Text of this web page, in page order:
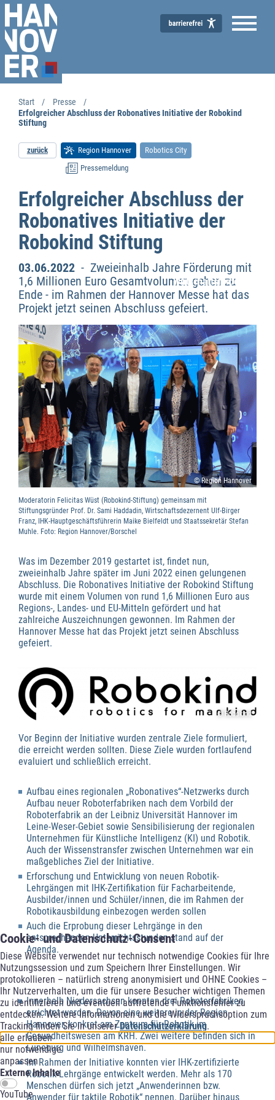
Cookie- und Datenschutz-Consent
Diese Website verwendet nur technisch notwendige Cookies für Ihre
Nutzungssession und zum Speichern Ihrer Einstellungen. Wir
protokollieren – natürlich streng anonymisiert und OHNE Cookies –
Ihr Nutzerverhalten, um die für unsere Besucher wichtigen Themen
zu identifizieren und eventuell auftretende Funktionsfehler zu
entdecken. Weitere Informationen und die Widerspruchsoption zum
Tracking finden Sie in unsererDatenschutzerklärung.
alle erlauben
nur notwendige
anpassen
Externe Inhalte
YouTube
Wirtschaftsförderung
Start
Presse
Erfolgreicher Abschluss der Robonatives Initiative der Robokind
Stiftung
zurück Region Hannover
Robotics City
Pressemeldung
Erfolgreicher Abschluss der
Robonatives Initiative der
Robokind Stiftung
03.06.2022 - Zweieinhalb Jahre Förderung mit
1,6 Millionen Euro Gesamtvolumen gehen zu
Ende - im Rahmen der Hannover Messe hat das
Projekt jetzt seinen Abschluss gefeiert.
© Region Hannover
Moderatorin Felicitas Wüst (Robokind-Stiftung) gemeinsam mit
Stiftungsgründer Prof. Dr. Sami Haddadin, Wirtschaftsdezernent Ulf-Birger
Franz, IHK-Hauptgeschäftsführerin Maike Bielfeldt und Staatssekretär Stefan
Muhle. Foto: Region Hannover/Borschel
Was im Dezember 2019 gestartet ist, findet nun,
zweieinhalb Jahre später im Juni 2022 einen gelungenen
Abschluss. Die Robonatives Initiative der Robokind Stiftung
wurde mit einem Volumen von rund 1,6 Millionen Euro aus
Regions-, Landes- und EU-Mitteln gefördert und hat
zahlreiche Auszeichnungen gewonnen. Im Rahmen der
Hannover Messe hat das Projekt jetzt seinen Abschluss
gefeiert.
© Robokind
Vor Beginn der Initiative wurden zentrale Ziele formuliert,
die erreicht werden sollten. Diese Ziele wurden fortlaufend
evaluiert und schließlich erreicht.
Aufbau eines regionalen „Robonatives“-Netzwerks durch
Aufbau neuer Roboterfabriken nach dem Vorbild der
Roboterfabrik an der Leibniz Universität Hannover im
Leine-Weser-Gebiet sowie Sensibilisierung der regionalen
Unternehmen für Künstliche Intelligenz (KI) und Robotik.
Auch der Wissenstransfer zwischen Unternehmen war ein
maßgebliches Ziel der Initiative.
Erforschung und Entwicklung von neuen Robotik-
Lehrgängen mit IHK-Zertifikation für Facharbeitende,
Ausbilder/innen und Schüler/innen, die im Rahmen der
Robotikausbildung einbezogen werden sollen
Auch die Erprobung dieser Lehrgänge in den
entsprechenden Unterrichtsstunden stand auf der
Agenda.
Innerhalb Niedersachsen konnten drei Roboterfabriken
errichtet werden. Davon eine weitere in der Region
Hannover, konkret am Zentrum für Robotik im
Gesundheitswesen am KRH. Zwei weitere befinden sich in
Lüneburg und Wilhelmshaven.
Im Rahmen der Initiative konnten vier IHK-zertifizierte
Robotik-Lehrgänge entwickelt werden. Mehr als 170
Menschen dürfen sich jetzt „Anwenderinnen bzw.
Anwender für taktile Robotik“ nennen. Darüber hinaus